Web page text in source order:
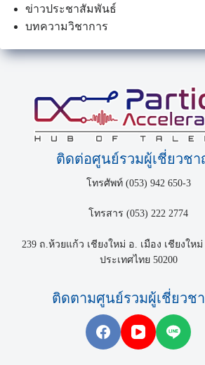
ข่าวประชาสัมพันธ์
บทความวิชาการ
ติดต่อศูนย์รวมผู้เชี่ยวช
โทรศัพท์ (053) 942 650-3
โทรสาร (053) 222 2774
239 ถ.ห้วยแก้ว เชียงใหม่ อ. เมือง เชียงให
ประเทศไทย 50200
ติดตามศูนย์รวมผู้เชี่ยวช